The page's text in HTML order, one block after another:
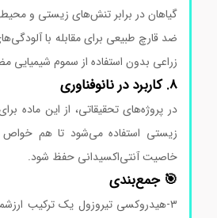
گیاهان در برابر تنش‌های زیستی و محیطی.
ضد قارچ طبیعی برای مقابله با
زراعی بدون استفاده از سموم شیمیایی مضر.
در پروژه‌های تحقیقاتی، از این ماده
زیستی استفاده می‌شود تا هم خواص
خاصیت آنتی‌اکسیدانی حفظ شود.
🎯 جمع‌بندی
۳-هیدروکسی تیروزول یک ترکیب